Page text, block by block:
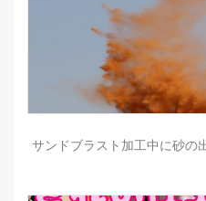
サンドブラスト加工中に砂の